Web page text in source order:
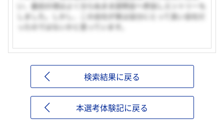
い、最初の頃はよく分らぬまま説明会へ参加しエントリーも
しました。しかし、この会社が実は自分にとって良い会社だ
ったのではないかと思っています。
検索結果に戻る
本選考体験記に戻る